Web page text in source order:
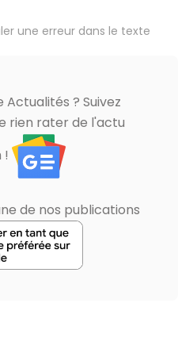
une erreur dans le texte
Actualités ? Suivez
rien rater de l'actu
!
de nos publications